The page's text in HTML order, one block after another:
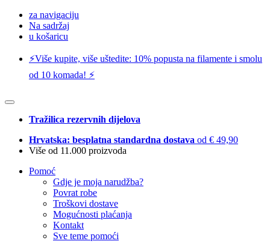
za navigaciju
Na sadržaj
u košaricu
⚡️Više kupite, više uštedite: 10% popusta na filamente i smolu
od 10 komada! ⚡️
Tražilica rezervnih dijelova
Hrvatska: besplatna standardna dostava od € 49,90
Više od 11.000 proizvoda
Pomoć
Gdje je moja narudžba?
Povrat robe
Troškovi dostave
Mogućnosti plaćanja
Kontakt
Sve teme pomoći